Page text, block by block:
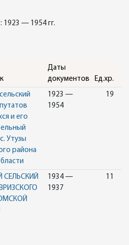
1923 — 1954 гг.
Даты
документов
Ед.хр.
и его
Утузы
района
1923 —
1954
19
СЕЛЬСКИЙ
1934 —
1937
11